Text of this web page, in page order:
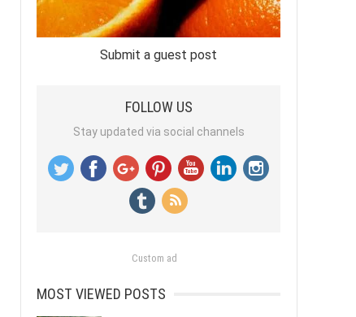
Submit a guest post
FOLLOW US
Stay updated via social channels
Custom ad
MOST VIEWED POSTS